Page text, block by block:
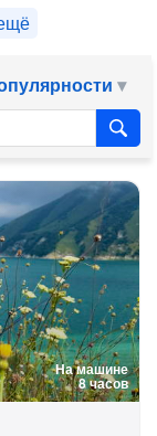
На машине
8 часов